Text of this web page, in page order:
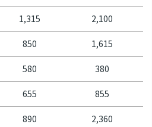
1,315 2,100
850 1,615
580 380
655 855
890 2,360